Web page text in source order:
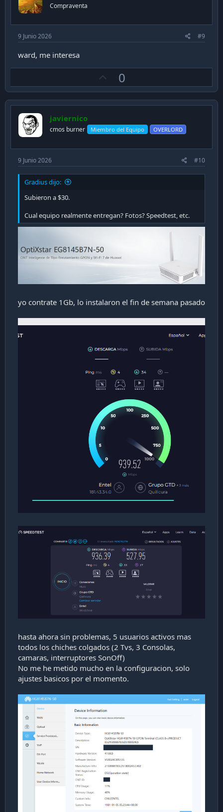
Compraventa
9 Junio 2026 #9
ward, me interesa
p
v
t
e
0
javiernico
cmos burner Miembro del Equipo OVERLORD
9 Junio 2026 #10
Gradius dijo:
Subieron a $30.
Cual equipo realmente entregan? Fotos? Speedtest, etc.
yo contrate 1Gb, lo instalaron el fin de semana pasado
hasta ahora sin problemas, 5 usuarios activos mas
todos los chiches colgados (2 Tvs, 3 Consolas,
camaras, interruptores SonOff)
No me he metido mucho en la configuracion, solo
ajustes basicos por el momento.